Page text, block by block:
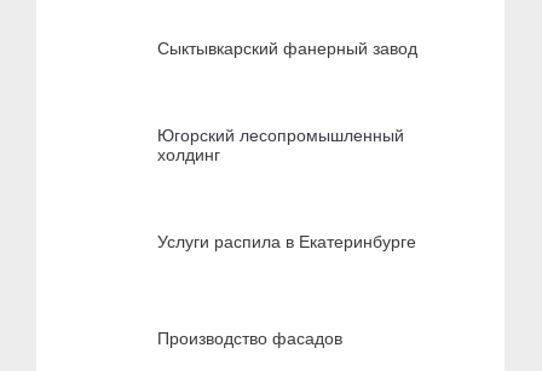
Сыктывкарский фанерный завод
Югорский лесопромышленный
холдинг
Услуги распила в Екатеринбурге
Производство фасадов